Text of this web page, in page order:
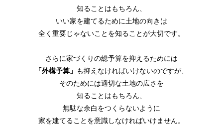
知ることはもちろん、
いい家を建てるために土地の向きは
全く重要じゃないことを知ることが大切です。
さらに家づくりの総予算を抑えるためには
「外構予算」 も抑えなければいけないのですが、
そのためには適切な土地の広さを
知ることはもちろん、
無駄な余白をつくらないように
家を建てることを意識しなければいけません。